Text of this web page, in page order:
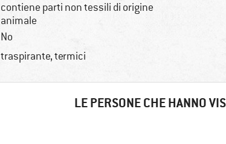
contiene parti non tessili di origine
animale
No
traspirante, termici
LE PERSONE CHE HANNO